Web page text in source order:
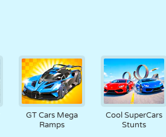
GT Cars Mega
Ramps
Cool SuperCars
Stunts